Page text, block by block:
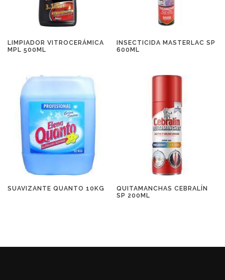
LIMPIADOR VITROCERÁMICA
MPL 500ML
INSECTICIDA MASTERLAC SP
600ML
SUAVIZANTE QUANTO 10KG
QUITAMANCHAS CEBRALÍN
SP 200ML